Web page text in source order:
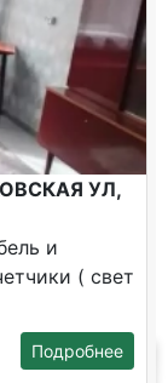
УЛ,
и
( свет
Подробнее